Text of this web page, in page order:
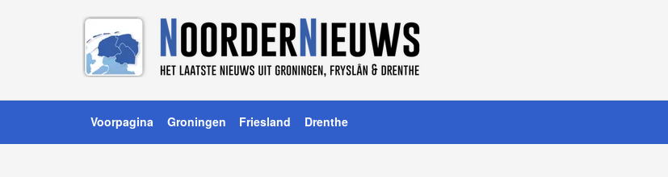
Voorpagina Groningen Friesland Drenthe